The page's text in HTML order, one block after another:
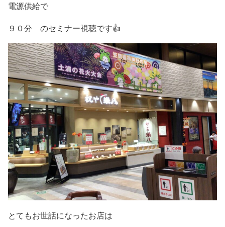
電源供給で
９０分 のセミナー視聴です👍
とてもお世話になったお店は